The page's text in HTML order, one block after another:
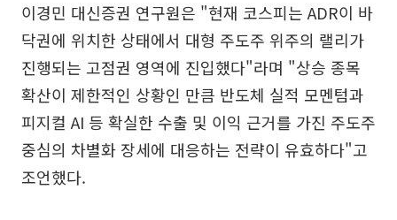
이경민 대신증권 연구원은 "현재 코스피는 ADR이 바
닥권에 위치한 상태에서 대형 주도주 위주의 랠리가
진행되는 고점권 영역에 진입했다"라며 "상승 종목
확산이 제한적인 상황인 만큼 반도체 실적 모멘텀과
피지컬 AI 등 확실한 수출 및 이익 근거를 가진 주도주
중심의 차별화 장세에 대응하는 전략이 유효하다"고
조언했다.